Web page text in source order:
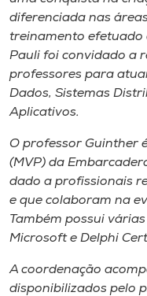
Selecione
A+
A-
diferenciada nas
treinamento efetuado
Pauli foi convidado a
professores para
Dados, Sistemas
Aplicativos.
O professor Guinther
(MVP) da
dado a profissionais
e que colaboram na
Também possui
Microsoft e Delphi
A coordenação
disponibilizados pelo